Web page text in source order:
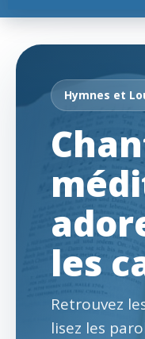
Hymnes et
les
Retrouvez
lisez les